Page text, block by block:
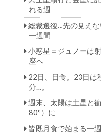
れる週
総裁選後…先の見えな
一週間
小惑星＝ジュノーは
座へ
22日、日食。23日は
分…。
週末、太陽は土星と
80°）に
皆既月食で始まる一